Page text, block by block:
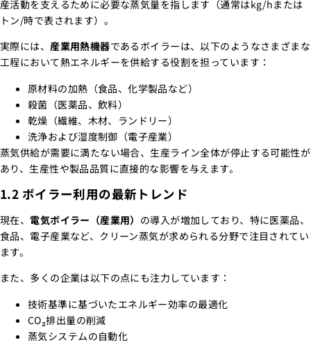
産活動を支えるために必要な蒸気量を指します（通常はkg/hまたは
トン/時で表されます）。
実際には、産業用熱機器であるボイラーは、以下のようなさまざまな
工程において熱エネルギーを供給する役割を担っています：
原材料の加熱（食品、化学製品など）
殺菌（医薬品、飲料）
乾燥（繊維、木材、ランドリー）
洗浄および湿度制御（電子産業）
蒸気供給が需要に満たない場合、生産ライン全体が停止する可能性が
あり、生産性や製品品質に直接的な影響を与えます。
1.2 ボイラー利用の最新トレンド
現在、電気ボイラー（産業用） の導入が増加しており、特に医薬品、
食品、電子産業など、クリーン蒸気が求められる分野で注目されてい
ます。
また、多くの企業は以下の点にも注力しています：
技術基準に基づいたエネルギー効率の最適化
CO₂排出量の削減
蒸気システムの自動化